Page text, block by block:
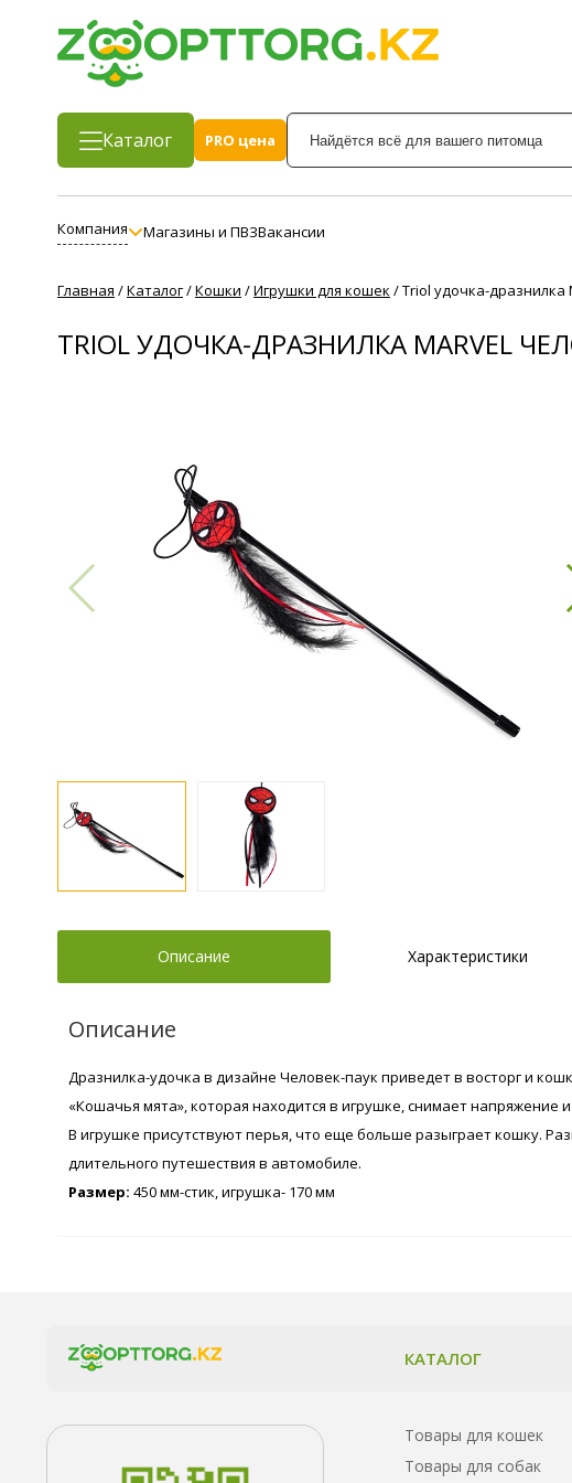
Каталог
PRO цена
Компания Магазины и ПВЗВакансии
Главная /Каталог/Кошки /Игрушки для кошек /Triol удочка-
TRIOL УДОЧКА-ДРАЗНИЛКА MARVEL
Описание Характеристики
Описание
Дразнилка-удочка в дизайне Человек-паук приведет в восторг и
«Кошачья мята», которая находится в игрушке, снимает напряжение
В игрушке присутствуют перья, что еще больше разыграет кошку.
длительного путешествия в автомобиле.
Размер: 450 мм-стик, игрушка- 170 мм
КАТАЛОГ
Товары для кошек
Товары для собак